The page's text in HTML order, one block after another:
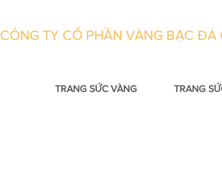
CÔNG TY CỔ PHẦN VÀNG BẠC ĐÁ
TRANG SỨC VÀNG TRANG